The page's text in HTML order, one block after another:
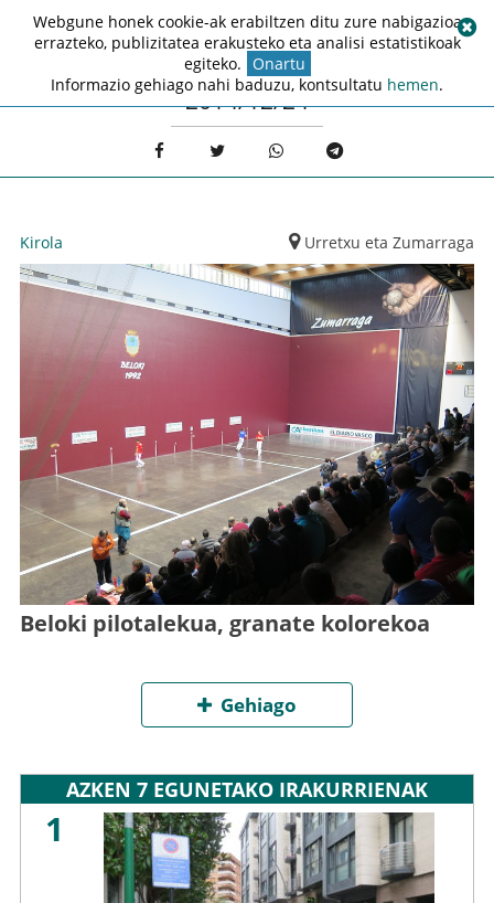
2014/12/24
Kirola Urretxu eta Zumarraga
Beloki pilotalekua, granate kolorekoa
Gehiago
AZKEN 7 EGUNETAKO IRAKURRIENAK
1
Webgune honek cookie-ak erabiltzen ditu zure nabigazioa
errazteko, publizitatea erakusteko eta analisi estatistikoak
egiteko. Onartu
Informazio gehiago nahi baduzu, kontsultatu hemen.